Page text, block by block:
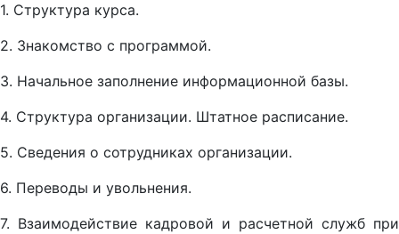
1. Структура курса.
2. Знакомство с программой.
3. Начальное заполнение информационной базы.
4. Структура организации. Штатное расписание.
5. Сведения о сотрудниках организации.
6. Переводы и увольнения.
7. Взаимодействие кадровой и расчетной служб при